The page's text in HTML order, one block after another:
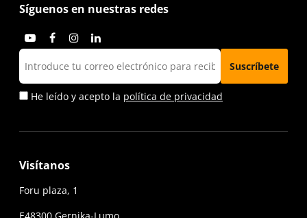
Síguenos en nuestras redes
He leído y acepto la política de privacidad
Visítanos
Foru plaza, 1